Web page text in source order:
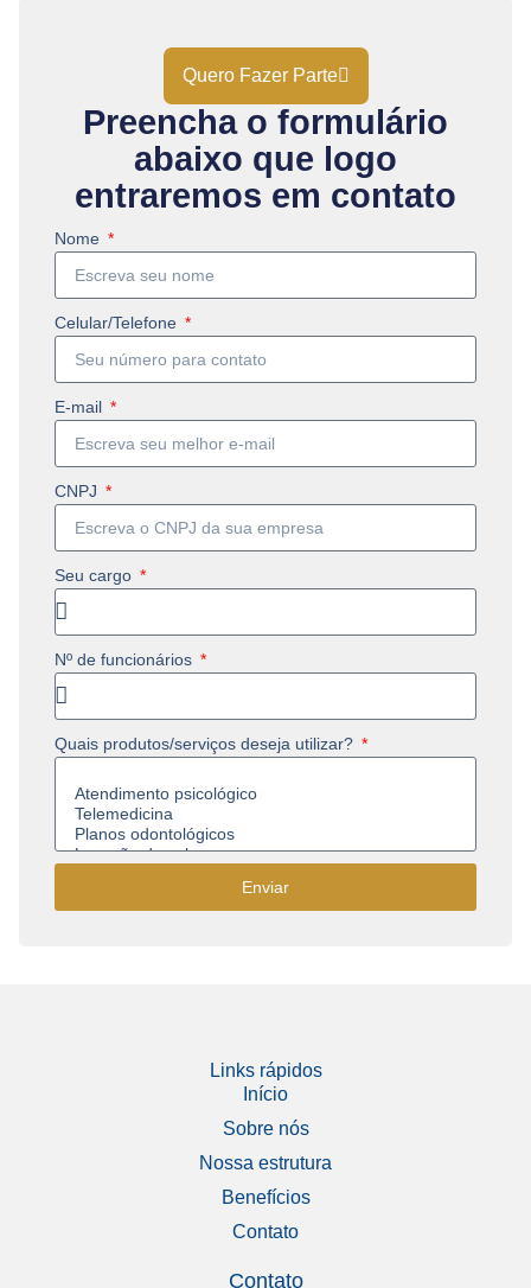
Quero Fazer Parte
Preencha o formulário
abaixo que logo
entraremos em contato
Nome
Celular/Telefone
E-mail
CNPJ
Seu cargo
Nº de funcionários
Quais produtos/serviços deseja utilizar?
Enviar
Links rápidos
Início
Sobre nós
Nossa estrutura
Benefícios
Contato
Contato